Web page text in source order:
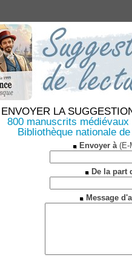
ENVOYER LA
800 manuscrits
Bibliothèque nationale
Envoyer à(E-
De la part
Message